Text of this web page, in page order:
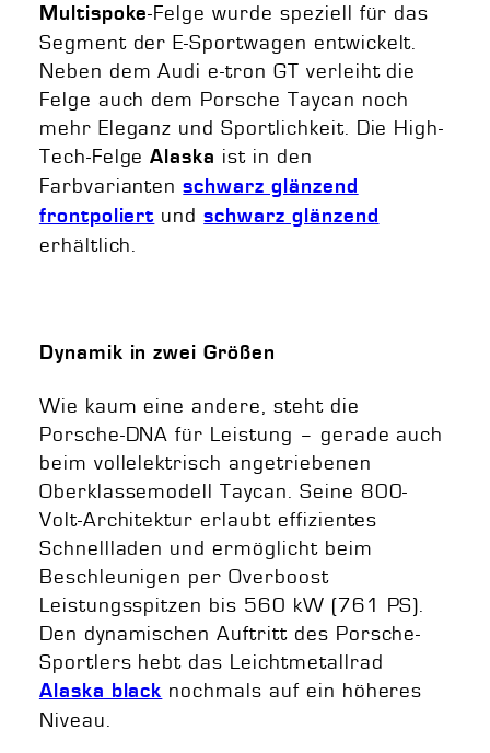
Multispoke-Felge wurde speziell für das
Segment der E-Sportwagen entwickelt.
Neben dem Audi e-tron GT verleiht die
Felge auch dem Porsche Taycan noch
mehr Eleganz und Sportlichkeit. Die High-
Tech-Felge Alaska ist in den
Farbvariantenschwarz glänzend
frontpoliert und schwarz glänzend
erhältlich.
Dynamik in zwei Größen
Wie kaum eine andere, steht die
Porsche-DNA für Leistung – gerade auch
beim vollelektrisch angetriebenen
Oberklassemodell Taycan. Seine 800-
Volt-Architektur erlaubt effizientes
Schnellladen und ermöglicht beim
Beschleunigen per Overboost
Leistungsspitzen bis 560 kW (761 PS).
Den dynamischen Auftritt des Porsche-
Sportlers hebt das Leichtmetallrad
Alaska black nochmals auf ein höheres
Niveau.